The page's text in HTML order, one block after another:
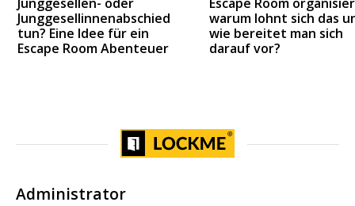
Junggesellinnenabschied
tun? Eine Idee für ein
Escape Room Abenteuer
warum lohnt sich das
wie bereitet man sich
darauf vor?
Administrator